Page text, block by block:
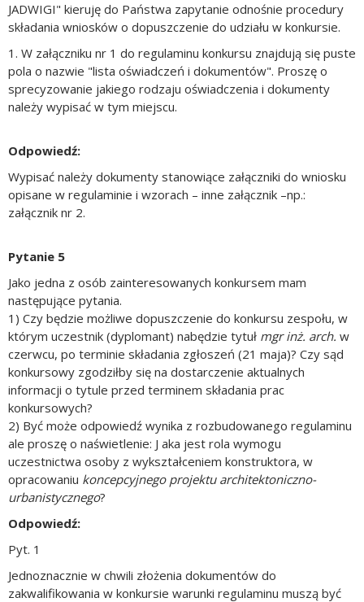
JADWIGI" kieruję do Państwa zapytanie odnośnie procedury
składania wniosków o dopuszczenie do udziału w konkursie.
1. W załączniku nr 1 do regulaminu konkursu znajdują się puste
pola o nazwie "lista oświadczeń i dokumentów". Proszę o
sprecyzowanie jakiego rodzaju oświadczenia i dokumenty
należy wypisać w tym miejscu.
Odpowiedź:
Wypisać należy dokumenty stanowiące załączniki do wniosku
opisane w regulaminie i wzorach – inne załącznik –np.:
załącznik nr 2.
Pytanie 5
Jako jedna z osób zainteresowanych konkursem mam
następujące pytania.
1) Czy będzie możliwe dopuszczenie do konkursu zespołu, w
którym uczestnik (dyplomant) nabędzie tytuł mgr inż. arch. w
czerwcu, po terminie składania zgłoszeń (21 maja)? Czy sąd
konkursowy zgodziłby się na dostarczenie aktualnych
informacji o tytule przed terminem składania prac
konkursowych?
2) Być może odpowiedź wynika z rozbudowanego regulaminu
ale proszę o naświetlenie: J aka jest rola wymogu
uczestnictwa osoby z wykształceniem konstruktora, w
opracowaniu koncepcyjnego projektu architektoniczno-
urbanistycznego?
Odpowiedź:
Pyt. 1
Jednoznacznie w chwili złożenia dokumentów do
zakwalifikowania w konkursie warunki regulaminu muszą być